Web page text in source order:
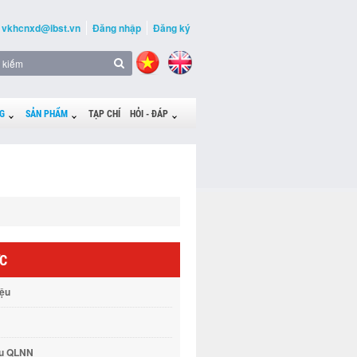
vkhcnxd@ibst.vn Đăng nhập Đăng ký
SẢN PHẨM TẠP CHÍ HỎI - ĐÁP
QLNN